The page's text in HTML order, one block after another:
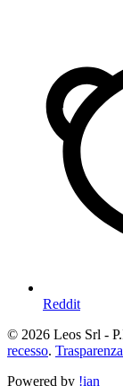
Reddit
© 2026 Leos Srl -
recesso.
Powered by !ian